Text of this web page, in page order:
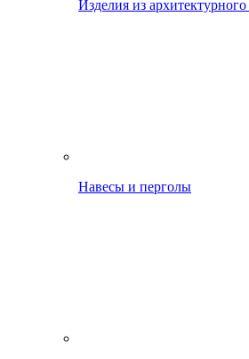
Изделия из архитектурного
Навесы и перголы